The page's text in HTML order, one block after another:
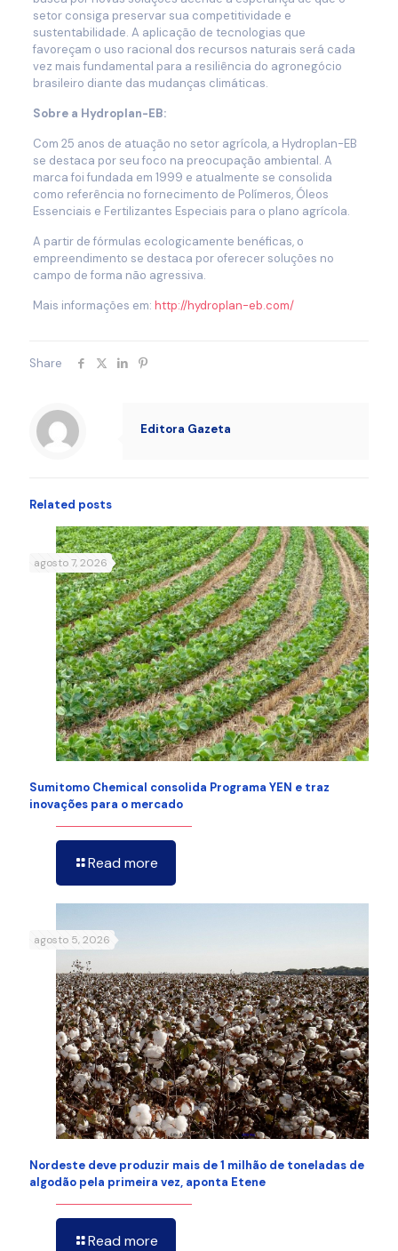
setor consiga preservar sua competitividade e
sustentabilidade. A aplicação de tecnologias que
favoreçam o uso racional dos recursos naturais será cada
vez mais fundamental para a resiliência do agronegócio
brasileiro diante das mudanças climáticas.
Sobre a Hydroplan-EB:
Com 25 anos de atuação no setor agrícola, a Hydroplan-EB
se destaca por seu foco na preocupação ambiental. A
marca foi fundada em 1999 e atualmente se consolida
como referência no fornecimento de Polímeros, Óleos
Essenciais e Fertilizantes Especiais para o plano agrícola.
A partir de fórmulas ecologicamente benéficas, o
empreendimento se destaca por oferecer soluções no
campo de forma não agressiva.
Mais informações em: http://hydroplan-eb.com/
Share
Editora Gazeta
Related posts
agosto 7, 2026
Sumitomo Chemical consolida Programa YEN e traz
inovações para o mercado
Read more
agosto 5, 2026
Nordeste deve produzir mais de 1 milhão de toneladas de
algodão pela primeira vez, aponta Etene
Read more